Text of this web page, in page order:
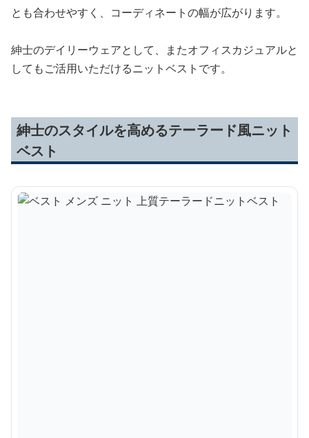
とも合わせやすく、コーディネートの幅が広がります。
紳士のデイリーウェアとして、またオフィスカジュアルと
してもご活用いただけるニットベストです。
紳士のスタイルを高めるテーラード風ニット
ベスト